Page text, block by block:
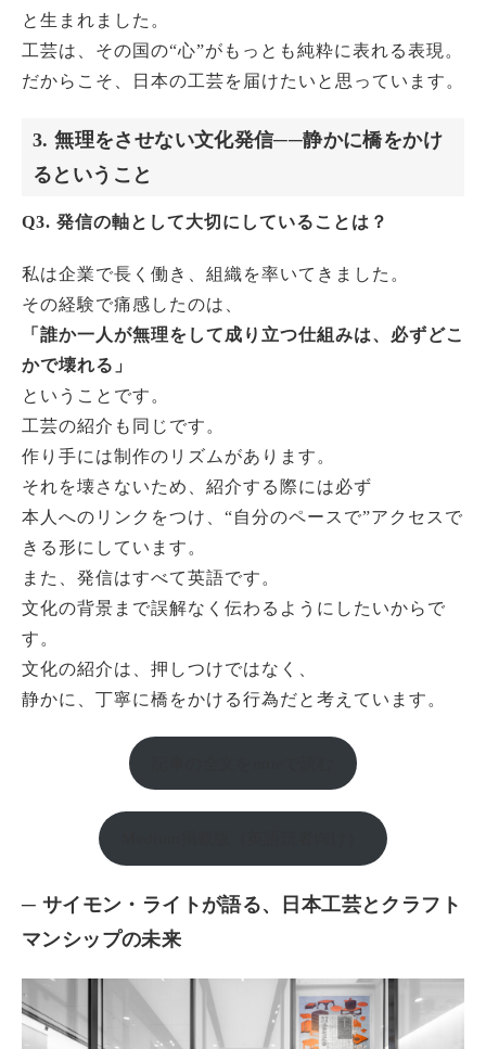
と生まれました。
工芸は、その国の“心”がもっとも純粋に表れる表現。
だからこそ、日本の工芸を届けたいと思っています。
3. 無理をさせない文化発信──静かに橋をかけ
るということ
Q3. 発信の軸として大切にしていることは？
私は企業で長く働き、組織を率いてきました。
その経験で痛感したのは、
「誰か一人が無理をして成り立つ仕組みは、必ずどこ
かで壊れる」
ということです。
工芸の紹介も同じです。
作り手には制作のリズムがあります。
それを壊さないため、紹介する際には必ず
本人へのリンクをつけ、“自分のペースで”アクセスで
きる形にしています。
また、発信はすべて英語です。
文化の背景まで誤解なく伝わるようにしたいからで
す。
文化の紹介は、押しつけではなく、
静かに、丁寧に橋をかける行為だと考えています。
─ サイモン・ライトが語る、日本工芸とクラフト
マンシップの未来